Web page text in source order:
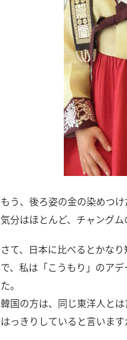
もう、後ろ姿の金の染めつけ
気分はほとんど、チャングム
さて、日本に比べるとかな
で、私は「こうもり」のア
た。
韓国の方は、同じ東洋人と
はっきりしていると言いま